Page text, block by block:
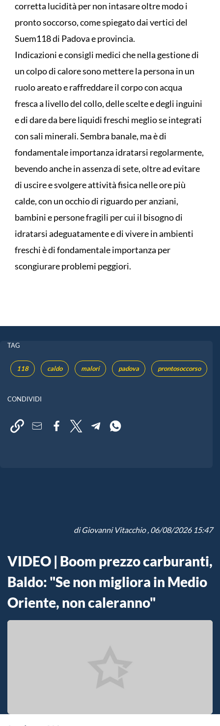
corretta lucidità per non intasare oltre modo i
pronto soccorso, come spiegato dai vertici del
Suem118 di Padova e provincia.
Indicazioni e consigli medici che nella gestione di
un colpo di calore sono mettere la persona in un
ruolo areato e raffreddare il corpo con acqua
fresca a livello del collo, delle scelte e degli inguini
e di dare da bere liquidi freschi meglio se integrati
con sali minerali. Sembra banale, ma è di
fondamentale importanza idratarsi regolarmente,
bevendo anche in assenza di sete, oltre ad evitare
di uscire e svolgere attività fisica nelle ore più
calde, con un occhio di riguardo per anziani,
bambini e persone fragili per cui il bisogno di
idratarsi adeguatamente e di vivere in ambienti
freschi è di fondamentale importanza per
scongiurare problemi peggiori.
TAG
118 caldo malori padova prontosoccorso
CONDIVIDI
diGiovanni Vitacchio, 06/08/2026 15:47
VIDEO | Boom prezzo carburanti,
Baldo: "Se non migliora in Medio
Oriente, non caleranno"